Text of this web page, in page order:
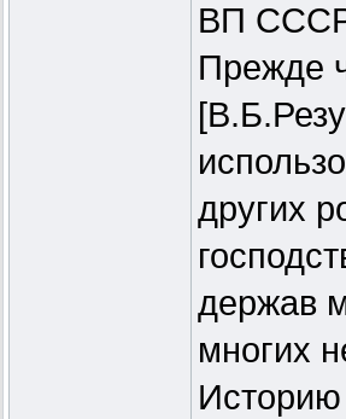
ВП
Прежде
других
держав
многих
Историю